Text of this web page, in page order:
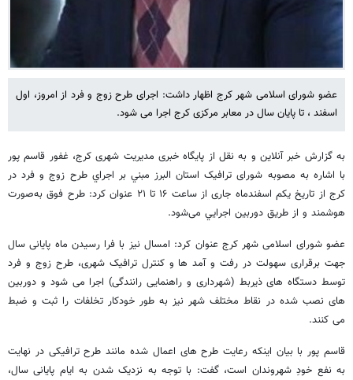
عضو شورای اسلامی شهر کرج اظهار داشت: اجرای طرح زوج و فرد از امروز، اول
اسفند ، تا پایان سال در معابر مرکزی کرج اجرا می شود.
به گزارش خبر آنلاین و به نقل از پایگاه خبری مدیریت شهری کرج، غفور قاسم پور
با اشاره به مصوبه شورای ترافیک استان البرز مبني بر اجراي طرح زوج و فرد در
کرج از تاريخ یکم اسفندماه جاری از ساعت ۱۶ تا ۲۱ عنوان كرد: طرح فوق به‌صورت
هوشمند و از طریق دوربین اجرايي می‌شود.
عضو شورای اسلامی شهر کرج عنوان کرد: امسال نیز با فرا رسیدن ماه پایانی سال
جهت برقراری سهولت در رفت و آمد ها و کنترل ترافیک شهری، طرح زوج و فرد
توسط دستگاه های ذیربط (شهرداری و راهنمایی رانندگی) اجرا می شود و دوربین
های نصب شده در نقاط مختلف شهر نیز به طور خودکار تخلفات را ثبت و ضبط
می کنند.
قاسم پور با بیان اینکه رعایت طرح های اعمال شده مانند طرح ترافیکی در نهایت
به نفع خودِ شهروندان است، گفت: با توجه به نزدیک شدن به ایام پایانی سال،